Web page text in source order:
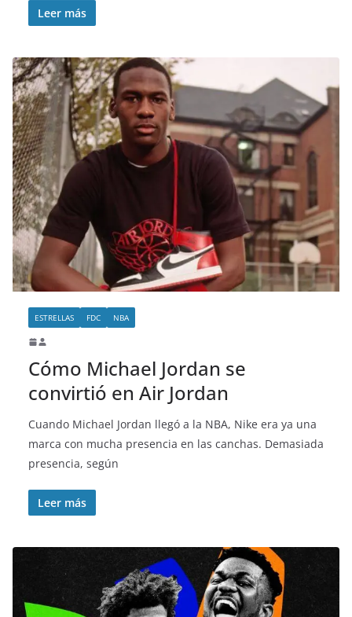
Leer más
ESTRELLAS FDC NBA
Cómo Michael Jordan se
convirtió en Air Jordan
Cuando Michael Jordan llegó a la NBA, Nike era ya una
marca con mucha presencia en las canchas. Demasiada
presencia, según
Leer más